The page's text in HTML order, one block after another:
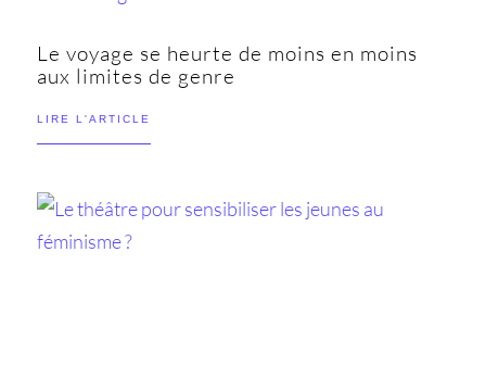
Le voyage se heurte de moins en moins
aux limites de genre
LIRE L'ARTICLE